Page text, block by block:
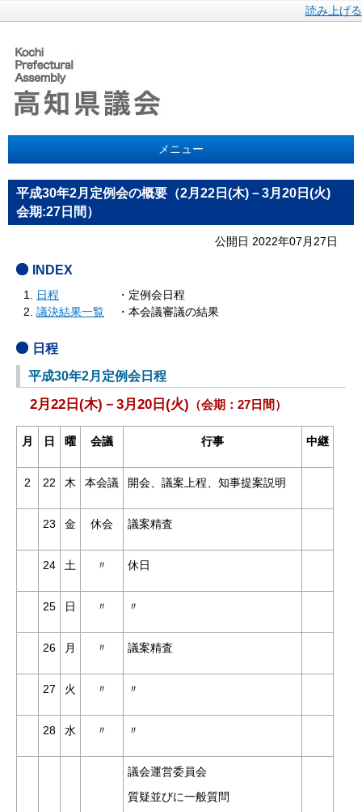
読み上げる
メニュー
平成30年2月定例会の概要（2月22日(木)－3月20日(火)
会期:27日間）
公開日 2022年07月27日
INDEX
日程
・定例会日程
議決結果一覧
・本会議審議の結果
日程
平成30年2月定例会日程
2月22日(木)－3月20日(火) （会期：27日間）
月 日 曜 会議 行事 中継
2 22 木 本会議 開会、議案 上程、知事提案説明
23 金 休会 議案精査
24 土 〃 休日
25 日 〃 〃
26 月 〃 議案精査
27 火 〃 〃
28 水 〃 〃
議会運営委員会
質疑並びに一般質問